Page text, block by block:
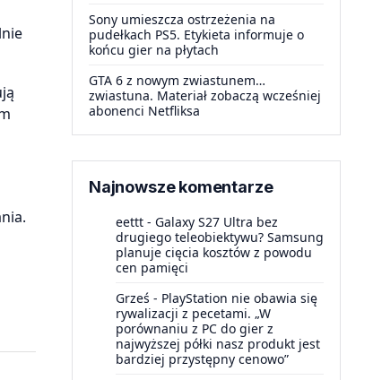
Sony umieszcza ostrzeżenia na
pudełkach PS5. Etykieta informuje o
końcu gier na płytach
GTA 6 z nowym zwiastunem…
zwiastuna. Materiał zobaczą wcześniej
abonenci Netfliksa
Najnowsze komentarze
eettt - Galaxy S27 Ultra bez
drugiego teleobiektywu? Samsung
planuje cięcia kosztów z powodu
cen pamięci
Grześ - PlayStation nie obawia się
rywalizacji z pecetami. „W
porównaniu z PC do gier z
najwyższej półki nasz produkt jest
bardziej przystępny cenowo”